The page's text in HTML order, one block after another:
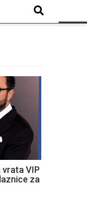
vrata VIP
za